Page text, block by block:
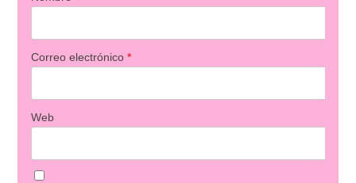
Correo electrónico *
Web